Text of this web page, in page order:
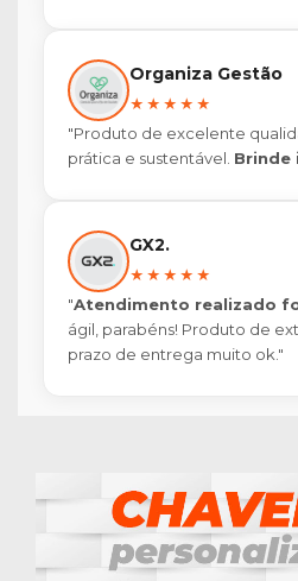
Organiza Gestão
★★★★★
"Produto de excelente
prática e sustentável. Brinde
GX2.
★★★★★
"Atendimento realizado
ágil, parabéns! Produto de
prazo de entrega muito ok."